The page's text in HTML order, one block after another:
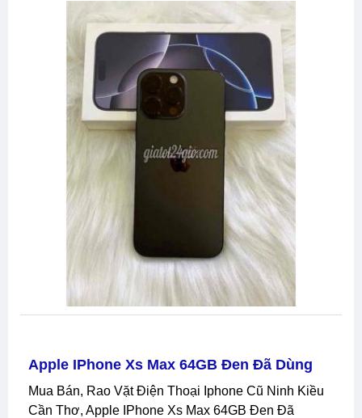
Apple IPhone Xs Max 64GB Đen Đã Dùng
Mua Bán, Rao Vặt Điện Thoại Iphone Cũ Ninh Kiều
Cần Thơ, Apple IPhone Xs Max 64GB Đen Đã